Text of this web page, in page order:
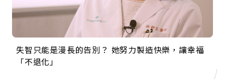
失智只能是漫長的告別？ 她努力製造快樂，讓幸福
「不退化」
來自剛果的巧克力神父 為台灣奉獻36年 「台灣是我
的家，我連作夢都講台語！」
63歲卸矽谷副總、搬回台灣找快樂！「蛋黃哥小
丑」走進安養院，逗樂上萬爺奶：退休後才開始真
104歲打破金氏世界紀錄 成為全球最年長羽球選
手，分享長壽的秘密原來是「這個」
事業巔峰他選擇追夢…黑手阿伯拉小提琴還登上小
巨蛋！連CNN都大讚！